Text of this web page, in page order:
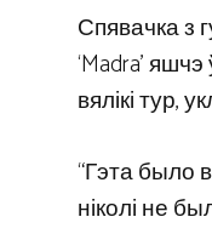
Спявачка з
‘Madra’
вялікі тур,
“Гэта было
ніколі не